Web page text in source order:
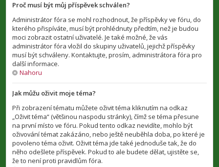
Proč musí být můj příspěvek schválen?
Administrátor fóra se mohl rozhodnout, že příspěvky ve fóru, do
kterého přispíváte, musí být prohlédnuty předtím, než je budou
moci zobrazit ostatní uživatelé. Je také možné, že vás
administrátor fóra vložil do skupiny uživatelů, jejichž příspěvky
musí být schváleny. Kontaktujte, prosím, administrátora fóra pro
další informace.
Nahoru
Jak můžu oživit moje téma?
Při zobrazení tématu můžete oživit téma kliknutím na odkaz
„Oživit téma“ (většinou naspodu stránky), čímž se téma přesune
na první místo ve fóru. Pokud tento odkaz nevidíte, mohlo být
oživování témat zakázáno, nebo ještě neuběhla doba, po které je
povoleno téma oživit. Oživit téma jde také jednoduše tak, že do
něho odešlete příspěvek. Pokud to ale budete dělat, ujistěte se,
že to není proti pravidlům fóra.